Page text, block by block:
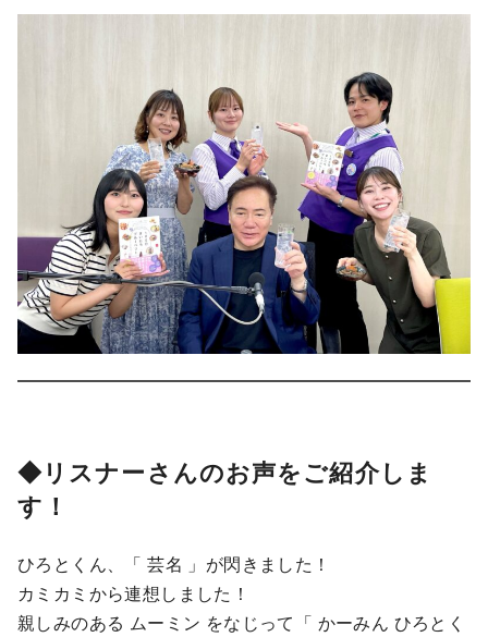
◆リスナーさんのお声をご紹介しま
す！
ひろとくん、「 芸名 」が閃きました！
カミカミから連想しました！
親しみのある ムーミン をなじって「 かーみん ひろとく